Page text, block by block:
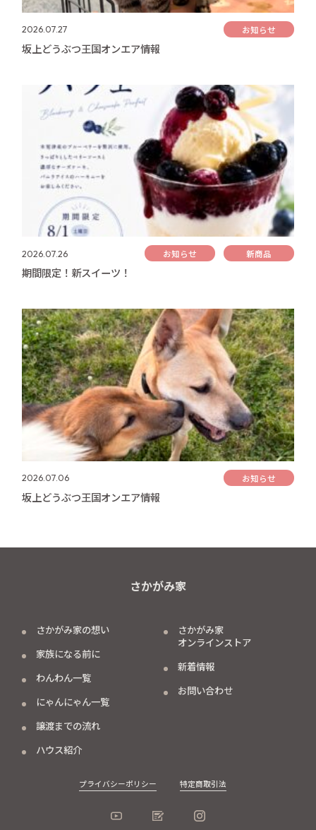
2026.07.27 お知らせ
坂上どうぶつ王国オンエア情報
2026.07.26 お知らせ 新商品
期間限定！新スイーツ！
2026.07.06 お知らせ
坂上どうぶつ王国オンエア情報
さかがみ家
さかがみ家の想い
家族になる前に
わんわん一覧
にゃんにゃん一覧
譲渡までの流れ
ハウス紹介
さかがみ家
オンラインストア
新着情報
お問い合わせ
プライバシーポリシー 特定商取引法